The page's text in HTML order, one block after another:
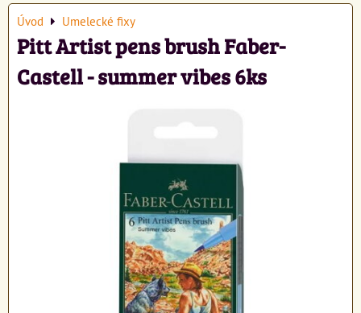
Úvod Umelecké fixy
Pitt Artist pens brush Faber-
Castell - summer vibes 6ks